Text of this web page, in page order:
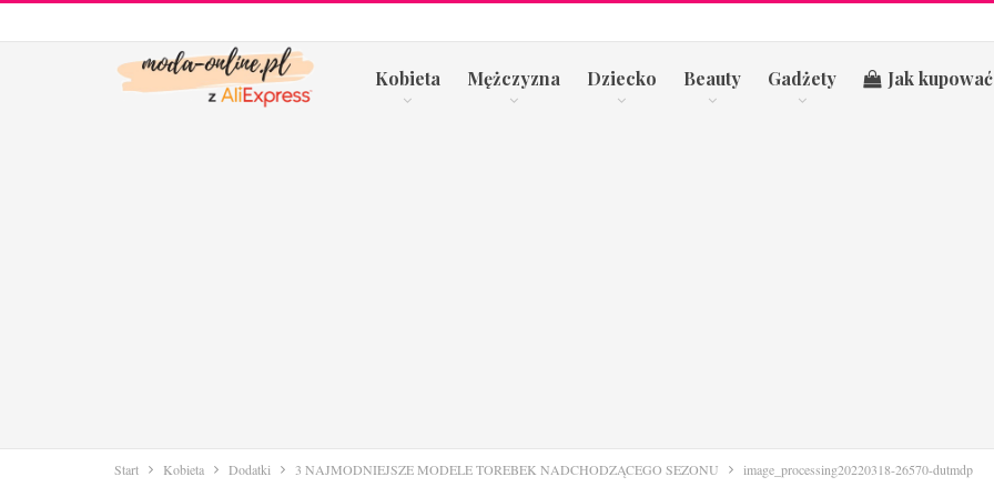
Kobieta Mężczyzna Dziecko Beauty Gadżety Jak
Start Kobieta Dodatki 3 NAJMODNIEJSZE MODELE TOREBEK NADCHODZĄCEGO SEZONU image_processing20220318-26570-dutmdp